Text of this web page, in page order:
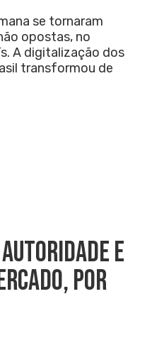
se tornaram
opostas, no
A digitalização dos
transformou de
E
POR